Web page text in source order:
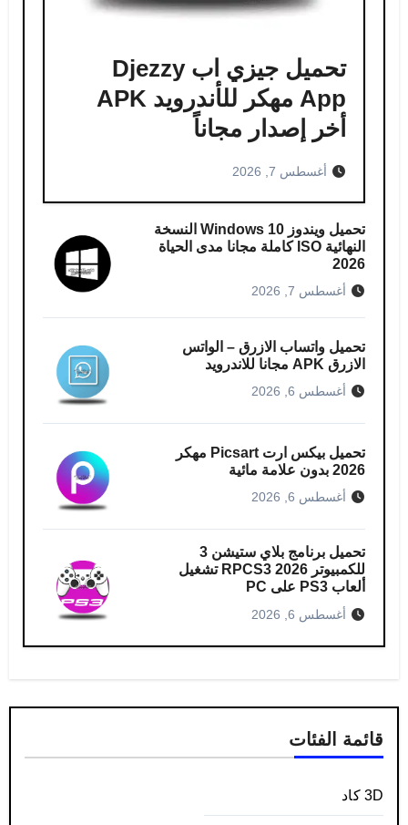
تحميل جيزي اب Djezzy
App مهكر للأندرويد APK
أخر إصدار مجاناً
أغسطس 7, 2026
تحميل ويندوز Windows 10 النسخة
النهائية ISO كاملة مجانا مدى الحياة
2026
أغسطس 7, 2026
تحميل واتساب الازرق – الواتس
الازرق APK مجانا للاندرويد
أغسطس 6, 2026
تحميل بيكس ارت Picsart مهكر
2026 بدون علامة مائية
أغسطس 6, 2026
تحميل برنامج بلاي ستيشن 3
للكمبيوتر RPCS3 2026 تشغيل
ألعاب PS3 على PC
أغسطس 6, 2026
قائمة الفئات
3D كاد